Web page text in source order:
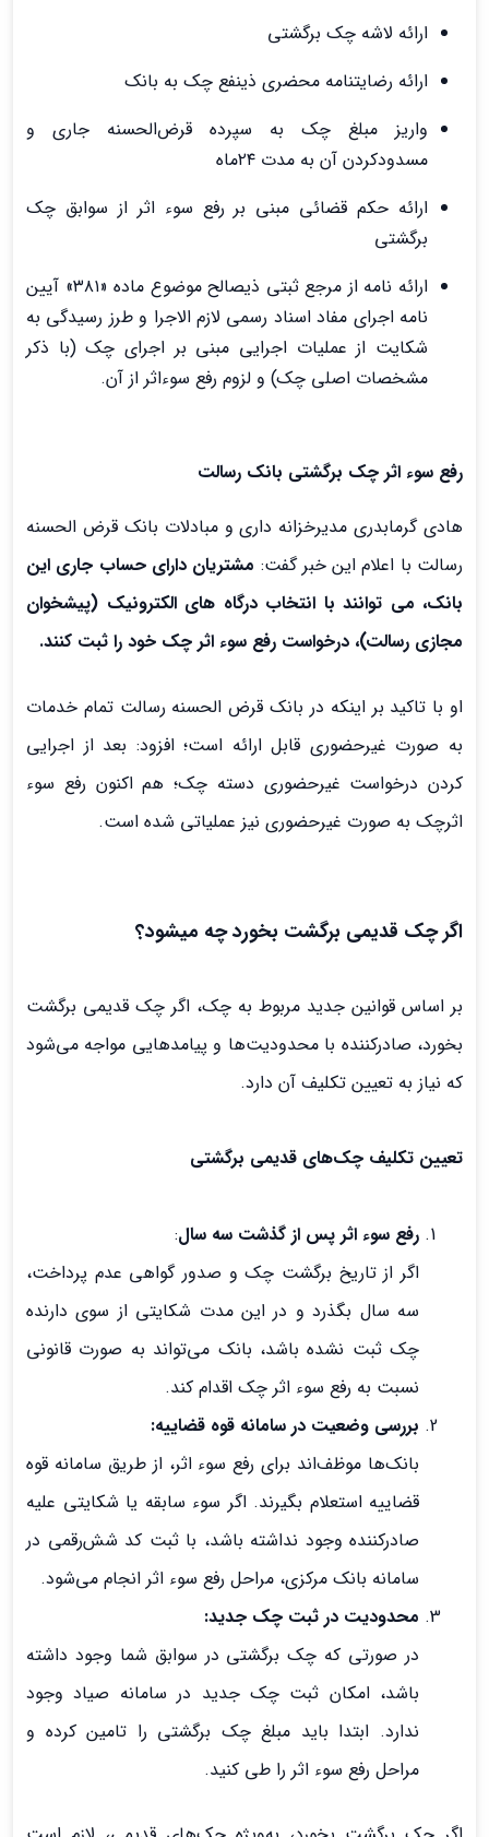
ارائه لاشه چک برگشتی
ارائه رضایتنامه محضری ذینفع چک به بانک
واریز مبلغ چک به سپرده قرض‌الحسنه جاری و
مسدودکردن آن به مدت ۲۴ماه
ارائه حکم قضائی مبنی بر رفع سوء اثر از سوابق چک
برگشتی
ارائه نامه از مرجع ثبتی ذیصالح موضوع ماده «۳۸۱» آیین
‌نامه اجرای مفاد اسناد رسمی لازم ‌الاجرا و طرز رسیدگی به
شکایت از عملیات اجرایی مبنی بر اجرای چک (با ذکر
مشخصات اصلی چک) و لزوم رفع سوءاثر از آن.
رفع سوء اثر چک برگشتی بانک رسالت
هادی گرمابدری مدیرخزانه داری و مبادلات بانک قرض الحسنه
رسالت با اعلام این خبر گفت: مشتریان دارای حساب جاری این
بانک، می توانند با انتخاب درگاه های الکترونیک (پیشخوان
مجازی رسالت)، درخواست رفع سوء اثر چک خود را ثبت کنند.
او با تاکید بر اینکه در بانک قرض الحسنه رسالت تمام خدمات
به صورت غیرحضوری قابل ارائه است؛ افزود: بعد از اجرایی
کردن درخواست غیرحضوری دسته چک؛ هم اکنون رفع سوء
اثرچک به صورت غیرحضوری نیز عملیاتی شده است.
اگر چک قدیمی برگشت بخورد چه میشود؟
بر اساس قوانین جدید مربوط به چک، اگر چک قدیمی برگشت
بخورد، صادرکننده با محدودیت‌ها و پیامدهایی مواجه می‌شود
که نیاز به تعیین تکلیف آن دارد.
تعیین تکلیف چک‌های قدیمی برگشتی
رفع سوء اثر پس از گذشت سه سال:
اگر از تاریخ برگشت چک و صدور گواهی عدم پرداخت،
سه سال بگذرد و در این مدت شکایتی از سوی دارنده
چک ثبت نشده باشد، بانک می‌تواند به صورت قانونی
نسبت به رفع سوء اثر چک اقدام کند.
بررسی وضعیت در سامانه قوه قضاییه:
بانک‌ها موظف‌اند برای رفع سوء اثر، از طریق سامانه قوه
قضاییه استعلام بگیرند. اگر سوء سابقه یا شکایتی علیه
صادرکننده وجود نداشته باشد، با ثبت کد شش‌رقمی در
سامانه بانک مرکزی، مراحل رفع سوء اثر انجام می‌شود.
محدودیت در ثبت چک جدید:
در صورتی که چک برگشتی در سوابق شما وجود داشته
باشد، امکان ثبت چک جدید در سامانه صیاد وجود
ندارد. ابتدا باید مبلغ چک برگشتی را تامین کرده و
مراحل رفع سوء اثر را طی کنید.